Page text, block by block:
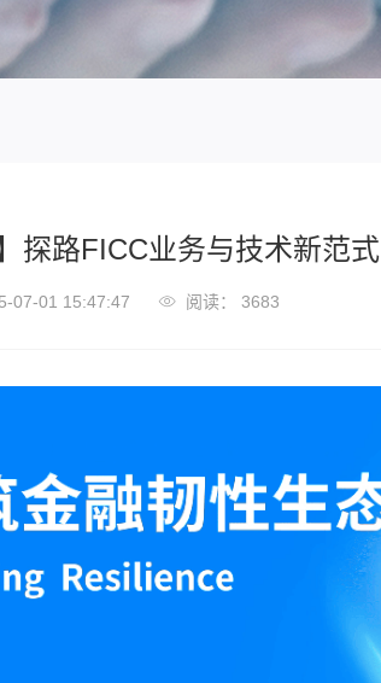
探路FICC业务与技术新范式
07-01 15:47:47 阅读： 3683